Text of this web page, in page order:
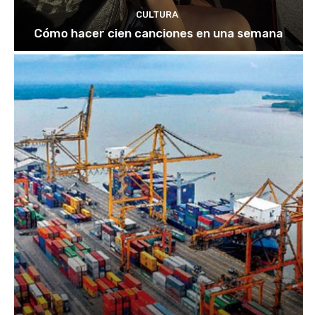
CULTURA
Cómo hacer cien canciones en una semana